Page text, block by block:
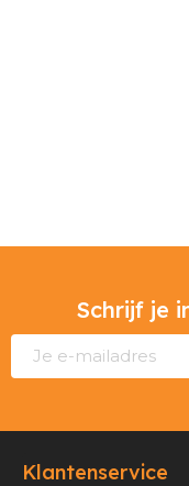
Schrijf je
Klantenservice